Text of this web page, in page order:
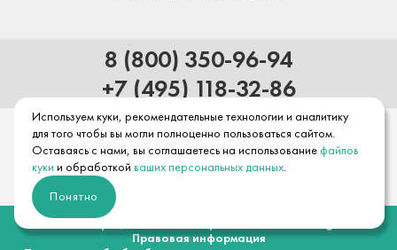
Используем куки, рекомендательные технологии и аналитику
для того чтобы вы могли полноценно пользоваться сайтом.
Оставаясь с нами, вы соглашаетесь на использование файлов
куки и обработкой ваших персональных данных.
Понятно
8 (800) 350-96-94
+7 (495) 118-32-86
© 2026 Официальный интернет-магазин hansgrohe
Правовая информация